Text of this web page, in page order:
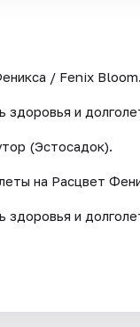
/ Fenix Bloom.
и
(Эстосадок).
на Расцвет
и